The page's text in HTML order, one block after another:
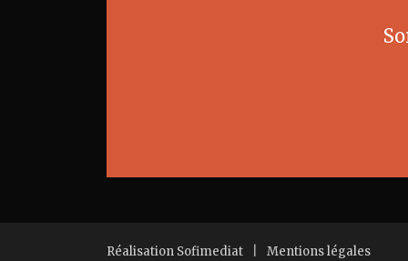
Réalisation Sofimediat Mentions légales